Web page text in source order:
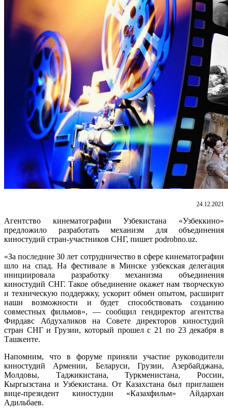
24.12.2021
Агентство кинематографии Узбекистана «Узбеккино»
предложило разработать механизм для объединения
киностудий стран-участников СНГ, пишет podrobno.uz.
«За последние 30 лет сотрудничество в сфере кинематографии
шло на спад. На фестивале в Минске узбекская делегация
инициировала разработку механизма объединения
киностудий СНГ. Такое объединение окажет нам творческую
и техническую поддержку, ускорит обмен опытом, расширит
наши возможности и будет способствовать созданию
совместных фильмов», — сообщил гендиректор агентства
Фирдавс Абдухаликов на Совете директоров киностудий
стран СНГ и Грузии, который прошел с 21 по 23 декабря в
Ташкенте.
Напомним, что в форуме приняли участие руководители
киностудий Армении, Беларуси, Грузии, Азербайджана,
Молдовы, Таджикистана, Туркменистана, России,
Кыргызстана и Узбекистана. От Казахстана был приглашен
вице-президент киностудии «Казахфильм» Айдархан
Адильбаев.